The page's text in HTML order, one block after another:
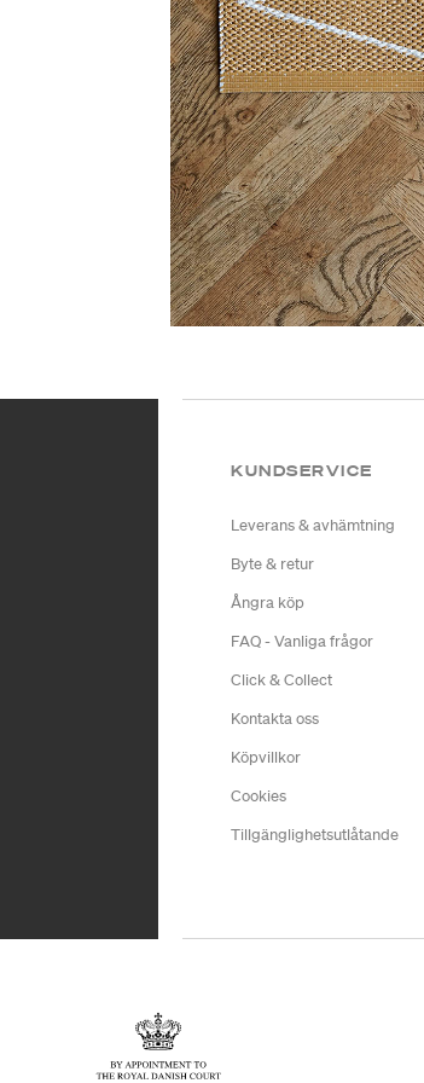
KUNDSERVICE
Leverans & avhämtning
Byte & retur
Ångra köp
FAQ - Vanliga frågor
Click & Collect
Kontakta oss
Köpvillkor
Cookies
Tillgänglighetsutlåtande